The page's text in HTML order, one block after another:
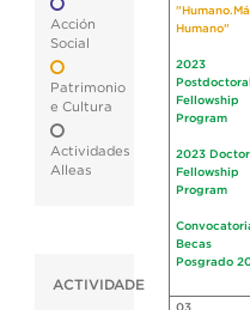
Acción
Social
Patrimonio
e Cultura
Actividades
Alleas
ACTIVIDADE
Humano"
2023
Postdoctoral
Fellowship
Program
2023
Fellowship
Program
Becas
Posgrado
03